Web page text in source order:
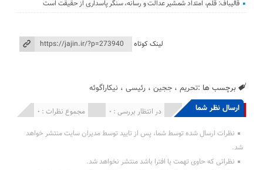
قالیباف: قلم، امتداد شمشیر عدالت و رسانه، سنگر پاسداری از حقیقت است
لینک کوتاه
برچسب ها :تحریم ،ججین ،رئیسی ، نیکاراگوئه
ارسال نظر شما مجموع نظرات : 0 در انتظار بررسی : 0 انتشار یافته : 0
نظرات ارسال شده توسط شما، پس از تایید توسط مدیران سایت منتشر خواهد
شد.
نظراتی که حاوی تهمت یا افترا باشد منتشر نخواهد شد.